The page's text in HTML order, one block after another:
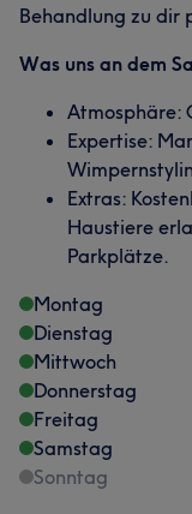
Behandlung zu dir
Was uns an dem
Atmosphäre:
Expertise:
Extras:
Haustiere
Parkplätze.
Montag
Dienstag
Mittwoch
Donnerstag
Freitag
Samstag
Sonntag